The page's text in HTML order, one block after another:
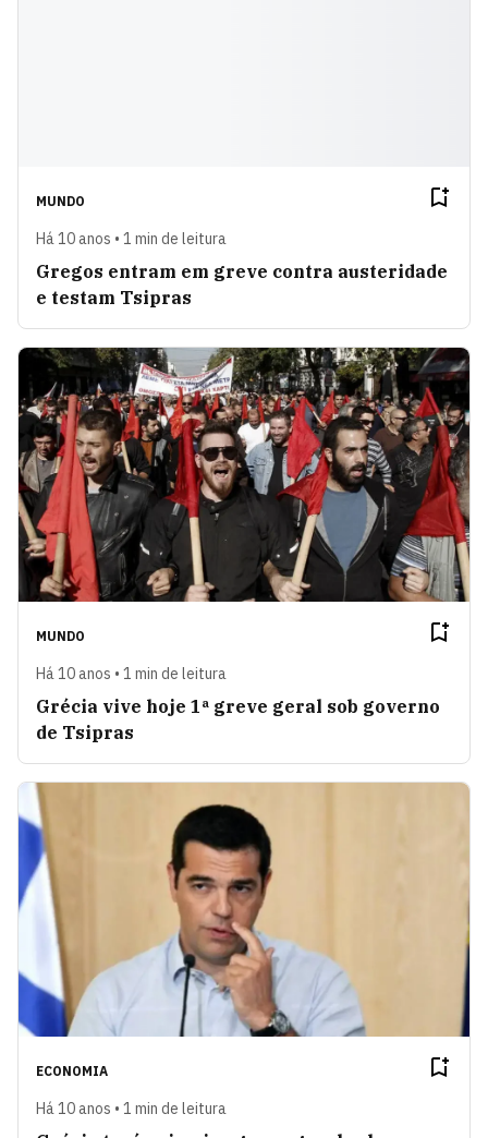
MUNDO
Há 10 anos • 1 min de leitura
Gregos entram em greve contra austeridade
e testam Tsipras
MUNDO
Há 10 anos • 1 min de leitura
Grécia vive hoje 1ª greve geral sob governo
de Tsipras
ECONOMIA
Há 10 anos • 1 min de leitura